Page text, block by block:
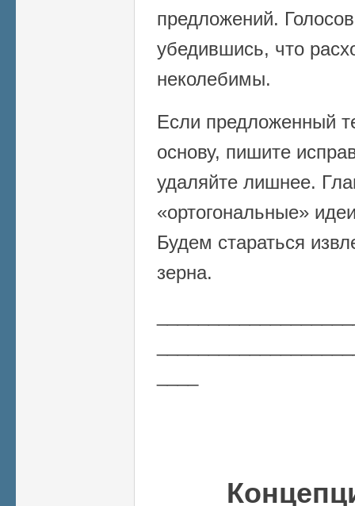
предложений.
убедившись, что
неколебимы.
Если предложенный
основу, пишите
удаляйте лишнее.
«ортогональные»
Будем стараться
зерна.